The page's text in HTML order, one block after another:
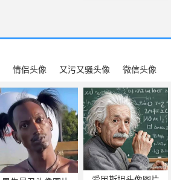
情侣头像 又污又骚头像 微信头像